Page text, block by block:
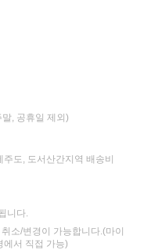
, 공휴일 제외)
도, 도서산간지역 배송비
니다.
소/변경이 가능합니다.(마이
에서 직접 가능)